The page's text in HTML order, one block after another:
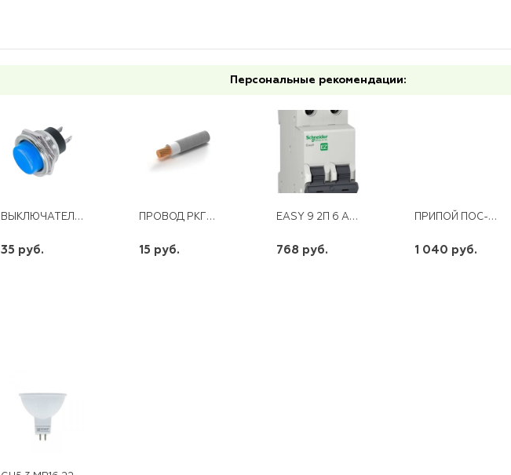
Персональные рекомендации:
ВЫКЛЮЧАТЕЛЬ КНОПКА МЕТАЛЛ 220В 2А (2С) ON-OFF СИНЯЯ D16.2 REXANT
35 руб.
ПРОВОД РКГМ- 0,75 ТЕРМОСТОЙКИЙ
15 руб.
EASY 9 2П 6 А SCHNEIDER
768 руб.
ПРИПОЙ ПОС-61 ВЕСОВОЙ
1 040 руб.